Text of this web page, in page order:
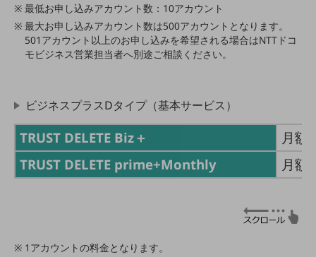
事業拠点
グループ会社
会社案内パンフレット
地域からの発表
重要なお知らせ
サステナビリティTOP
最低お申し込みアカウント数：10アカウント
最大お申し込みアカウント数は500アカウントとなります。
501アカウント以上のお申し込みを希望される場合はNTTドコ
モビジネス営業担当者へ別途ご相談ください。
ビジネスプラスDタイプ（基本サービス）
TRUST DELETE Biz＋
月額
TRUST DELETE prime+Monthly
月額
1アカウントの料金となります。